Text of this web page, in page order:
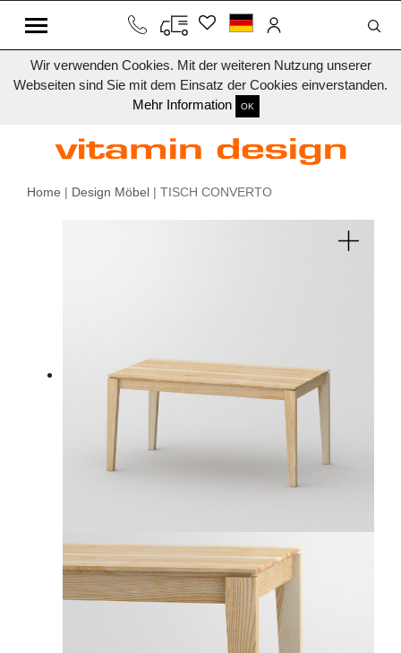
Wir verwenden Cookies. Mit der weiteren Nutzung unserer
Webseiten sind Sie mit dem Einsatz der Cookies einverstanden.
Mehr Information
OK
Home | Design Möbel | TISCH CONVERTO